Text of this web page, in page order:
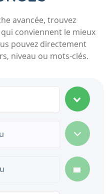
avancée, trouvez
conviennent le mieux
pouvez directement
niveau ou mots-clés.